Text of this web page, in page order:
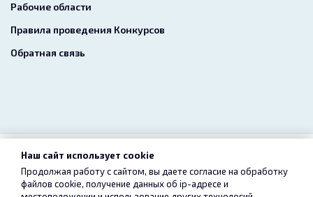
Рабочие области
Правила проведения Конкурсов
Обратная связь
2026 freelance.boutique
Пользовательское соглашение Конфиденциальность
Наш сайт использует cookie
Продолжая работу с сайтом, вы даете согласие на обработку
файлов cookie, получение данных об ip-адресе и